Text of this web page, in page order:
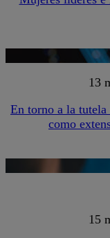
13
En torno a la
como
15